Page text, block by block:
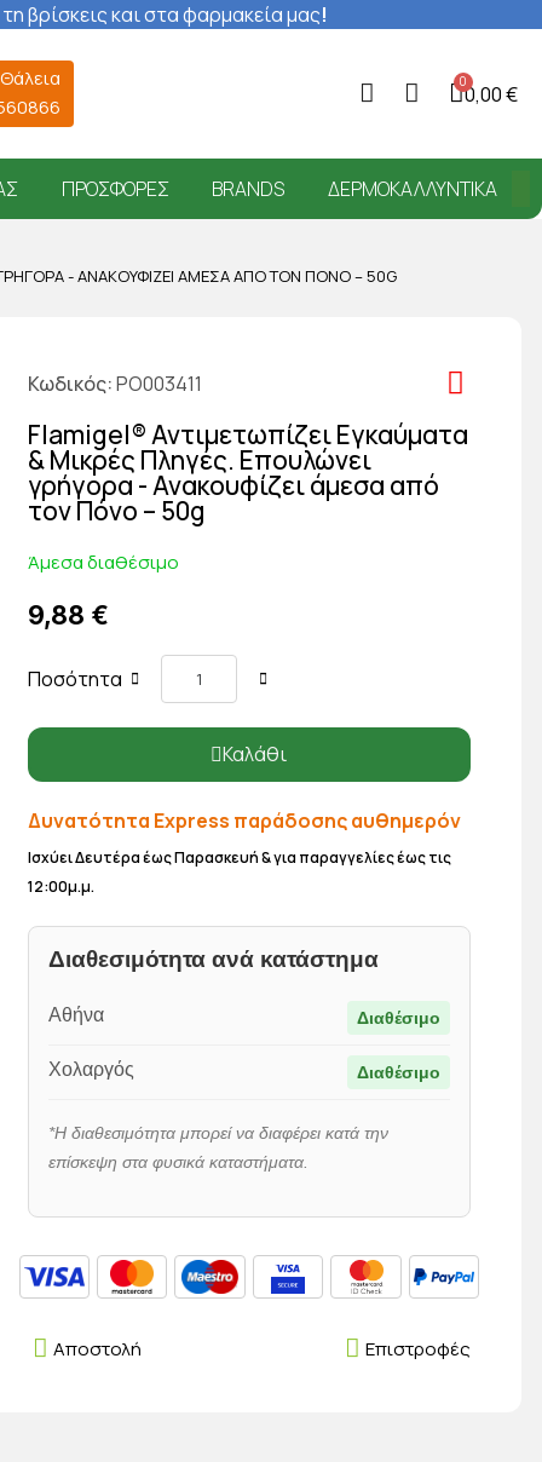
βρίσκεις και στα φαρμακεία μας!
0,00 €
ΠΡΟΣΦΟΡΈΣ BRANDS ΔΕΡΜΟΚΑΛΛΥΝΤΙΚΆ
ΓΡΉΓΟΡΑ - ΑΝΑΚΟΥΦΊΖΕΙ ΆΜΕΣΑ ΑΠΌ ΤΟΝ ΠΌΝΟ – 50G
Κωδικός PO003411
Flamigel® Αντιμετωπίζει Εγκαύματα
& Μικρές Πληγές. Επουλώνει
γρήγορα - Ανακουφίζει άμεσα από
τον Πόνο – 50g
Άμεσα διαθέσιμο
9,88 €
Ποσότητα
Καλάθι
Δυνατότητα Express παράδοσης αυθημερόν
Ισχύει Δευτέρα έως Παρασκευή & για παραγγελίες έως τις
12:00μ.μ.
Διαθεσιμότητα ανά κατάστημα
Αθήνα Διαθέσιμο
Χολαργός Διαθέσιμο
*Η διαθεσιμότητα μπορεί να διαφέρει κατά την
επίσκεψη στα φυσικά καταστήματα.
Επιστροφές
Αποστολή